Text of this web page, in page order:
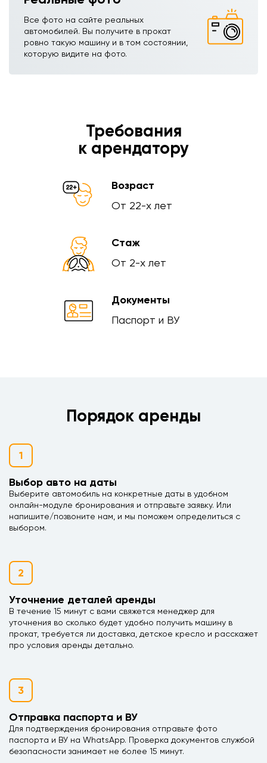
Все фото на сайте реальных
автомобилей. Вы получите в прокат
ровно такую машину и в том состоянии,
которую видите на фото.
Требования
к арендатору
Возраст
От 22-х лет
Стаж
От 2-х лет
Документы
Паспорт и ВУ
Порядок аренды
1
Выбор авто на даты
Выберите автомобиль на конкретные даты в удобном
онлайн-модуле бронирования и отправьте заявку. Или
напишите/позвоните нам, и мы поможем определиться с
выбором.
2
Уточнение деталей аренды
В течение 15 минут с вами свяжется менеджер для
уточнения во сколько будет удобно получить машину в
прокат, требуется ли доставка, детское кресло и расскажет
про условия аренды детально.
3
Отправка паспорта и ВУ
Для подтверждения бронирования отправьте фото
паспорта и ВУ на WhatsApp. Проверка документов службой
безопасности занимает не более 15 минут.